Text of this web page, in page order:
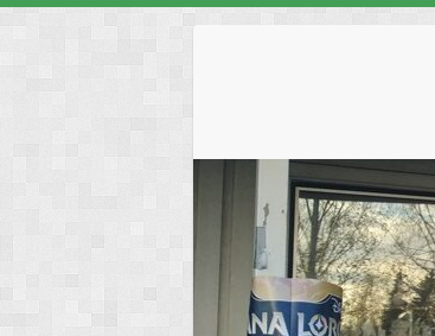
content